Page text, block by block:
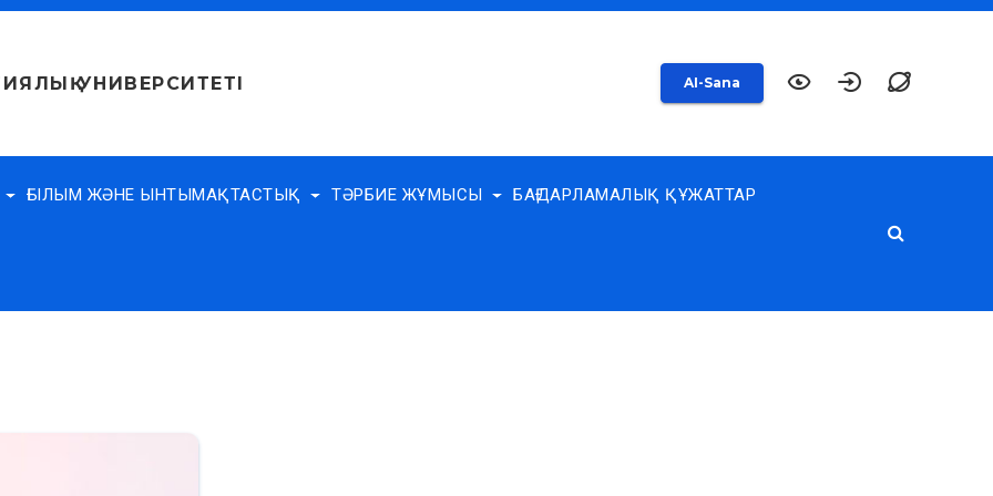
УНИВЕРСИТЕТІ
AI-Sana
ҒЫЛЫМ ЖӘНЕ ЫНТЫМАҚТАСТЫҚ ТӘРБИЕ ЖҰМЫСЫ БАҒДАРЛАМАЛЫҚ ҚҰЖАТТАР